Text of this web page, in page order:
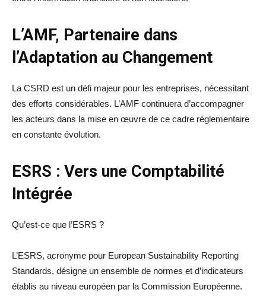
L’AMF, Partenaire dans
l’Adaptation au Changement
La CSRD est un défi majeur pour les entreprises, nécessitant
des efforts considérables. L’AMF continuera d’accompagner
les acteurs dans la mise en œuvre de ce cadre réglementaire
en constante évolution.
ESRS : Vers une Comptabilité
Intégrée
Qu’est-ce que l’ESRS ?
L’ESRS, acronyme pour European Sustainability Reporting
Standards, désigne un ensemble de normes et d’indicateurs
établis au niveau européen par la Commission Européenne.